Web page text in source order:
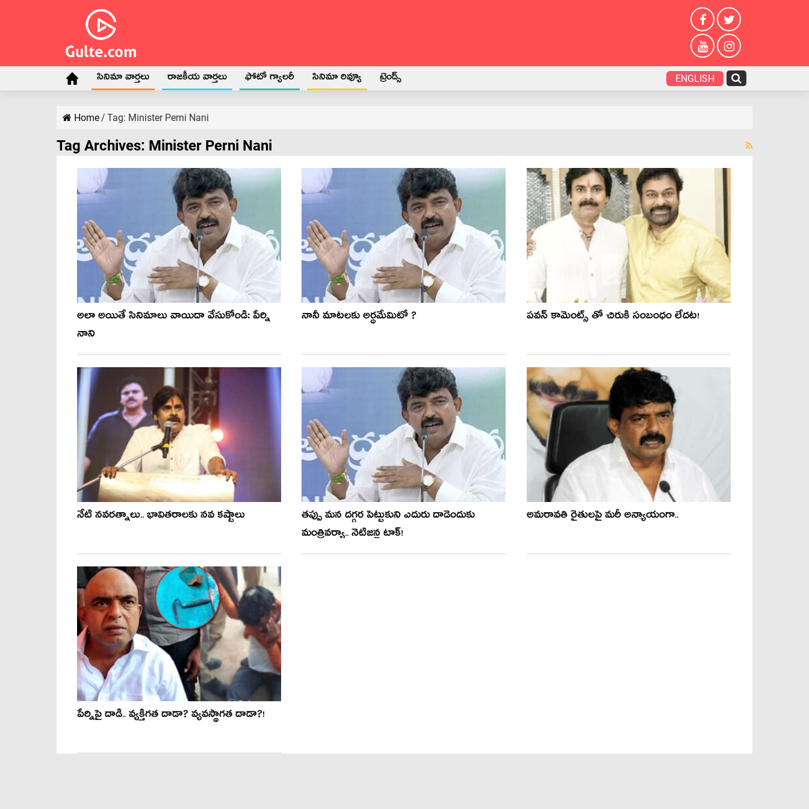
సినిమా వార్తలు రాజకీయ వార్తలు ఫోటో గ్యాలరీ సినిమా రివ్యూ ట్రెండ్స్ ENGLISH
Home/ Tag: Minister Perni Nani
Tag Archives: Minister Perni Nani
అలా అయితే సినిమాలు వాయిదా వేసుకోండి: పేర్ని
నాని
నానీ మాటలకు అర్ధమేమిటో ? పవన్ కామెంట్స్ తో చిరుకి సంబంధం లేదట!
నేటి నవరత్నాలు.. భావితరాలకు నవ కష్టాలు
త‌ప్పు మ‌న ద‌గ్గ‌ర పెట్టుకుని ఎదురు దాడెందుకు
మంత్రివ‌ర్యా.. నెటిజ‌న్ల టాక్!
అమ‌రావ‌తి రైతుల‌పై మ‌రీ అన్యాయంగా..
పేర్నిపై దాడి.. వ్య‌క్తిగ‌త దాడా? వ‌్య‌వ‌స్థాగ‌త దాడా?!